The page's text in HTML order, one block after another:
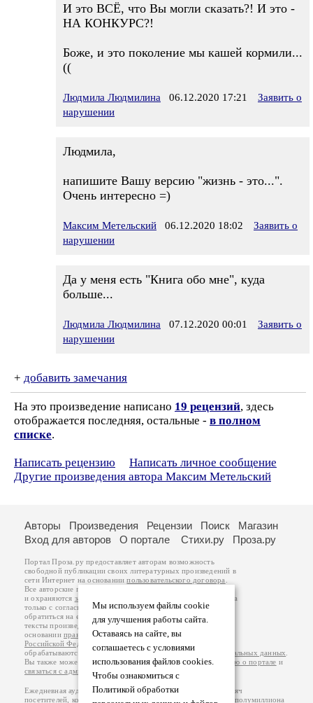
И это ВСЁ, что Вы могли сказать?! И это -
НА КОНКУРС?!
Боже, и это поколение мы кашей кормили...
((
Людмила Людмилина 06.12.2020 17:21
Заявить о
нарушении
Людмила,
напишите Вашу версию "жизнь - это...".
Очень интересно =)
Максим Метельский 06.12.2020 18:02
Заявить о
нарушении
Да у меня есть "Книга обо мне", куда
больше...
Людмила Людмилина 07.12.2020 00:01
Заявить о
нарушении
+ добавить замечания
На это произведение написано 19 рецензий, здесь
отображается последняя, остальные - в полном
списке.
Написать рецензию
Написать личное сообщение
Другие произведения автора Максим Метельский
Мы используем файлы cookie
для улучшения работы сайта.
Оставаясь на сайте, вы
соглашаетесь с условиями
использования файлов cookies.
Чтобы ознакомиться с
Политикой обработки
Авторы Произведения Рецензии Поиск
Магазин
Вход для авторов
О портале Стихи.ру Проза.ру
Портал Проза.ру предоставляет авторам возможность
свободной публикации своих литературных произведений в
сети Интернет на основаниипользовательского договора
Все авторские права на произведения принадлежат авторам
и охраняются законом
. Перепечатка произведений возможна
только с согласия его автора, к которому вы можете
обратиться на его авторской странице. Ответственность за
тексты произведений авторы несут самостоятельно на
основанииправил публикацииизаконодательства
Российской Федерации
обрабатываются на основанииПолитики обработки персональных данных
Вы также можете посмотреть более подробнуюинформацию о портале и
связаться с администрацией
Ежедневная аудитория портала Проза.ру – порядка 100 тысяч
посетителей, которые в общей сумме просматривают более полумиллиона